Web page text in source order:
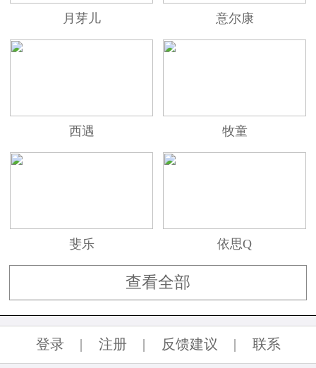
月芽儿 意尔康
西遇 牧童
斐乐 依思Q
查看全部
登录 注册 反馈建议 联系